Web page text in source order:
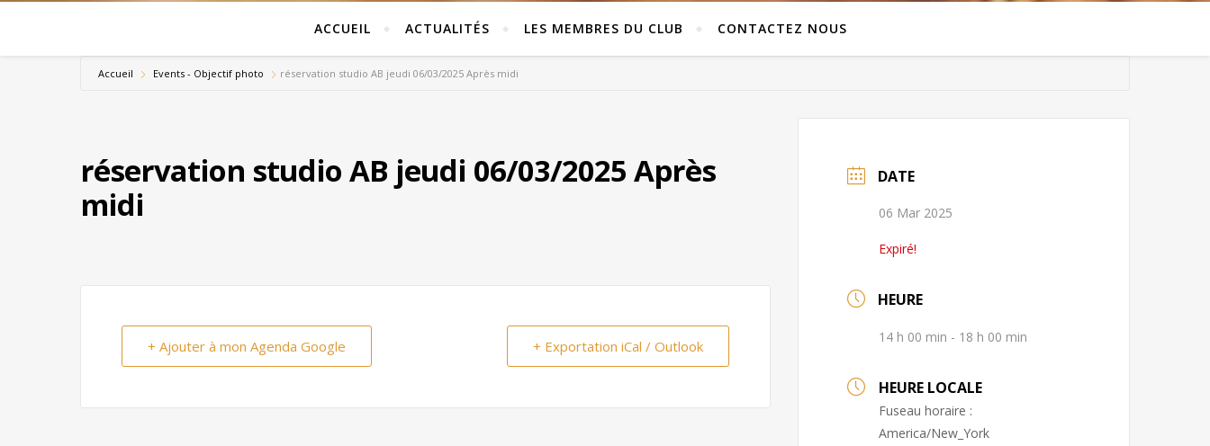
ACCUEIL ACTUALITÉS LES MEMBRES DU CLUB CONTACTEZ NOUS
Accueil Events - Objectif photo réservation studio AB jeudi 06/03/2025 Après midi
réservation studio AB jeudi 06/03/2025 Après
midi
+ Ajouter à mon Agenda Google + Exportation iCal / Outlook
DATE
06 Mar 2025
Expiré!
HEURE
14 h 00 min - 18 h 00 min
HEURE LOCALE
Fuseau horaire :
America/New_York